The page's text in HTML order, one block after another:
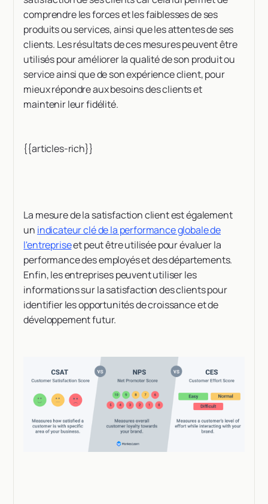
comprendre les forces et les faiblesses de ses
produits ou services, ainsi que les attentes de ses
clients. Les résultats de ces mesures peuvent être
utilisés pour améliorer la qualité de son produit ou
service ainsi que de son expérience client, pour
mieux répondre aux besoins des clients et
maintenir leur fidélité.
{{articles-rich}}
La mesure de la satisfaction client est également
un indicateur clé de la performance globale de
l'entrepriseet peut être utilisée pour évaluer la
performance des employés et des départements.
Enfin, les entreprises peuvent utiliser les
informations sur la satisfaction des clients pour
identifier les opportunités de croissance et de
développement futur.